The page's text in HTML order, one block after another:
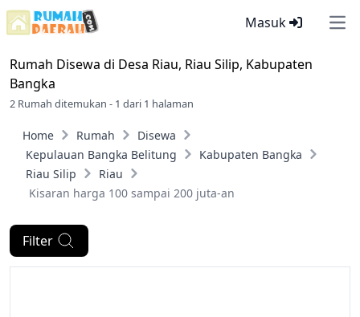
Masuk
Rumah Disewa di Desa Riau, Riau Silip, Kabupaten
Bangka
2 Rumah ditemukan - 1 dari 1 halaman
Home Rumah
Disewa
Kepulauan Bangka Belitung
Kabupaten Bangka
Riau Silip
Riau
Kisaran harga 100 sampai 200 juta-an
Filter